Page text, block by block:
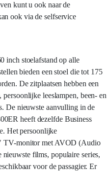
kunt u ook naar de
ook via de selfservice
inch stoelafstand op alle
bieden een stoel die tot 175
De zitplaatsen hebben een
leeslampen, been- en
De nieuwste aanvulling in de
heeft dezelfde Business
Het persoonlijke
TV-monitor met AVOD (Audio
films, populaire series,
voor de passagier. Er